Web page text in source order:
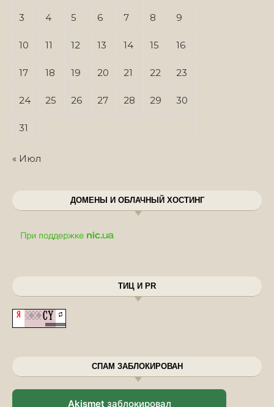
3 4 5 6 7 8 9
10 11 12 13 14 15 16
17 18 19 20 21 22 23
24 25 26 27 28 29 30
31
« Июл
ДОМЕНЫ И ОБЛАЧНЫЙ ХОСТИНГ
ТИЦ И PR
СПАМ ЗАБЛОКИРОВАН
Akismet заблокировал